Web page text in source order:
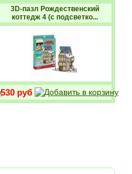
3D-пазл Рождественский
коттедж 4 (с подсветко...
530 руб